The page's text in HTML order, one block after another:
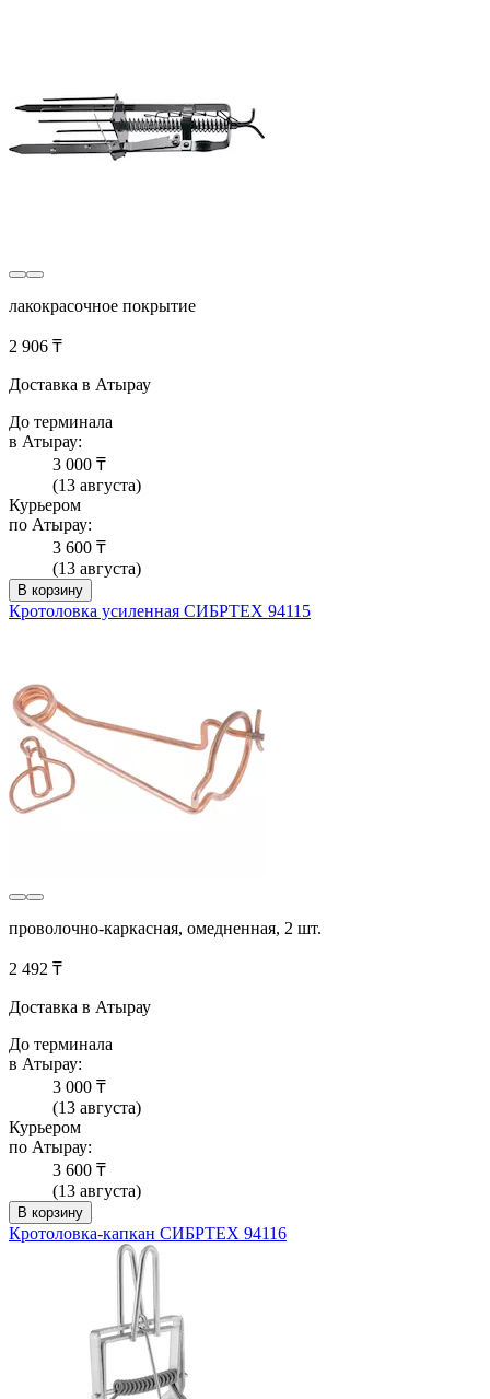
лакокрасочное покрытие
2 906 ₸
Доставка в Атырау
До терминала
в Атырау:
3 000 ₸
(13 августа)
Курьером
по Атырау:
3 600 ₸
(13 августа)
В корзину
Кротоловка усиленная СИБРТЕХ 94115
проволочно-каркасная, омедненная, 2 шт.
2 492 ₸
Доставка в Атырау
До терминала
в Атырау:
3 000 ₸
(13 августа)
Курьером
по Атырау:
3 600 ₸
(13 августа)
В корзину
Кротоловка-капкан СИБРТЕХ 94116